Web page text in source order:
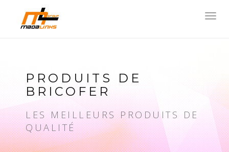
PRODUITS DE
BRICOFER
LES MEILLEURS PRODUITS DE
QUALITÉ